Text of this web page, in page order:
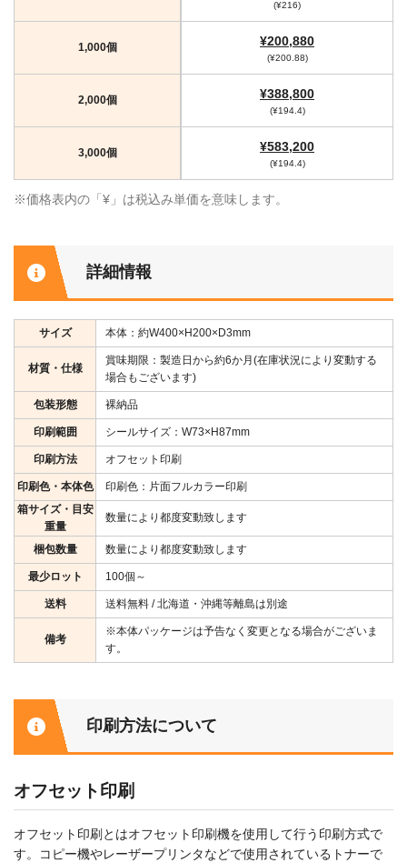
(¥216)
1,000個 ¥200,880
(¥200.88)
2,000個 ¥388,800
(¥194.4)
3,000個 ¥583,200
(¥194.4)
※価格表内の「¥」は税込み単価を意味します。
詳細情報
サイズ 本体：約W400×H200×D3mm
材質・仕様
賞味期限：製造日から約6か月(在庫状況により変動する
場合もございます)
包装形態 裸納品
印刷範囲 シールサイズ：W73×H87mm
印刷方法 オフセット印刷
印刷色・本体色
印刷色：片面フルカラー印刷
箱サイズ・目安
重量
数量により都度変動致します
梱包数量 数量により都度変動致します
最少ロット 100個～
送料 送料無料 / 北海道・沖縄等離島は別途
備考
※本体パッケージは予告なく変更となる場合がございま
す。
印刷方法について
オフセット印刷
オフセット印刷とはオフセット印刷機を使用して行う印刷方式で
す。コピー機やレーザープリンタなどで使用されているトナーで